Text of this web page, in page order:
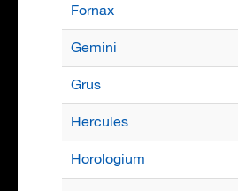
Fornax
Gemini
Grus
Hercules
Horologium